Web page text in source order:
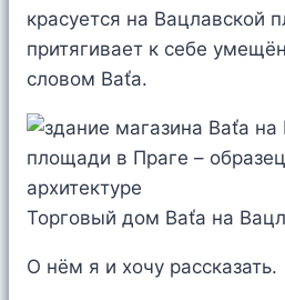
красуется на Вацлавской
притягивает к себе
словом Baťa.
Торговый дом Baťa на
О нём я и хочу рассказать.